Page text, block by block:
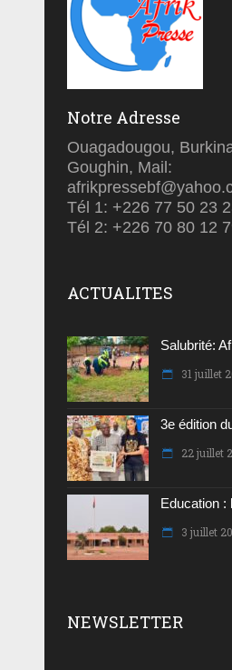
Notre Adresse
Ouagadougou,
Goughin, Mail:
Tél 1: +226 77 50 23
Tél 2: +226 70 80 12
ACTUALITES
Salubrité:
31 juillet
3e édition
22 juillet
Education :
3 juillet
NEWSLETTER